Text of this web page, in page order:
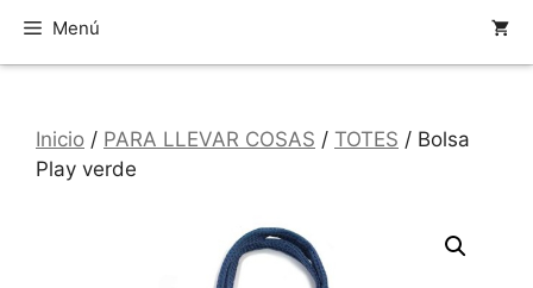
Menú
Inicio / PARA LLEVAR COSAS / TOTES / Bolsa
Play verde